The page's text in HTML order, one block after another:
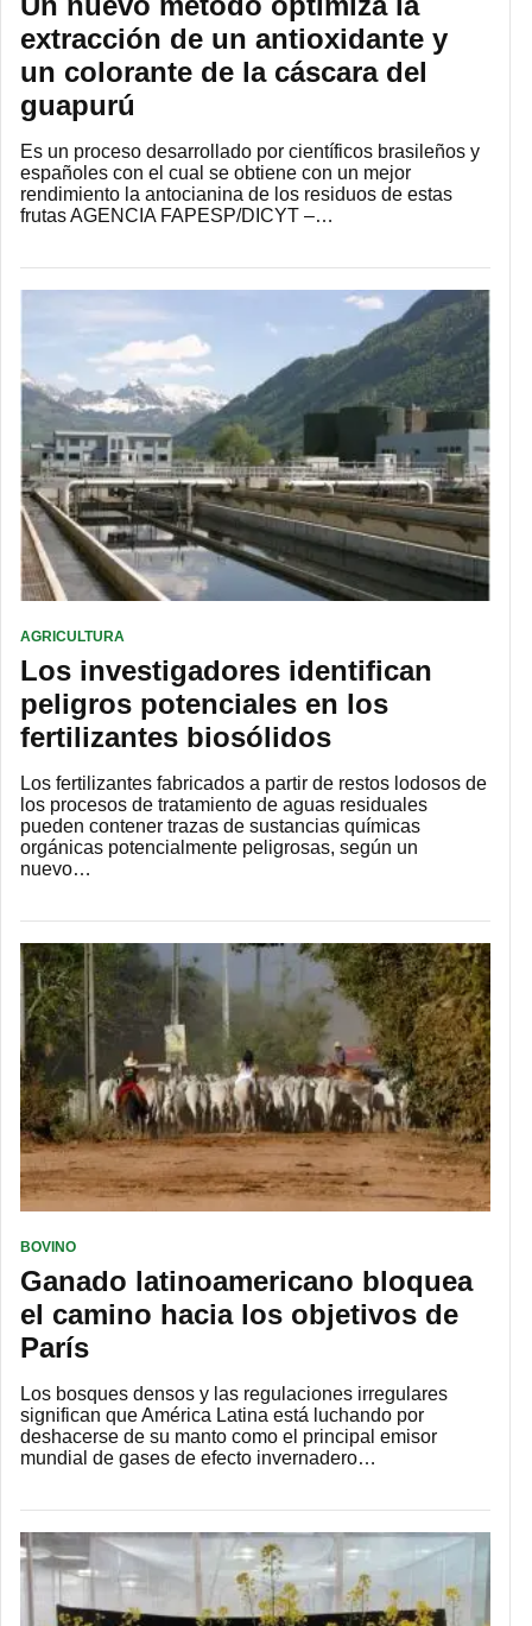
extracción de un antioxidante y
un colorante de la cáscara del
guapurú
Es un proceso desarrollado por científicos brasileños y
españoles con el cual se obtiene con un mejor
rendimiento la antocianina de los residuos de estas
frutas AGENCIA FAPESP/DICYT –…
AGRICULTURA
Los investigadores identifican
peligros potenciales en los
fertilizantes biosólidos
Los fertilizantes fabricados a partir de restos lodosos de
los procesos de tratamiento de aguas residuales
pueden contener trazas de sustancias químicas
orgánicas potencialmente peligrosas, según un
nuevo…
BOVINO
Ganado latinoamericano bloquea
el camino hacia los objetivos de
París
Los bosques densos y las regulaciones irregulares
significan que América Latina está luchando por
deshacerse de su manto como el principal emisor
mundial de gases de efecto invernadero…